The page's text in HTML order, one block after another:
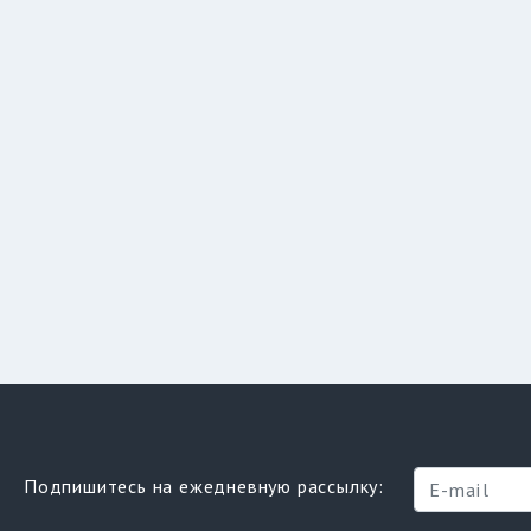
Подпишитесь на ежедневную рассылку: